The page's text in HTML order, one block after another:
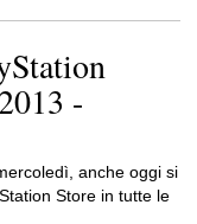
-
anche oggi si
Store in tutte le